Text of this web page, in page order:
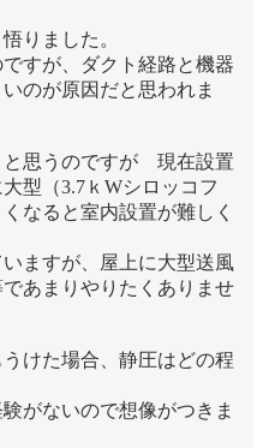
りました。
すが、ダクト経路と機器
のが原因だと思われま
と思うのですが 現在設置
型（3.7ｋWシロッコフ
なると室内設置が難しく
ますが、屋上に大型送風
あまりやりたくありませ
けた場合、静圧はどの程
がないので想像がつきま